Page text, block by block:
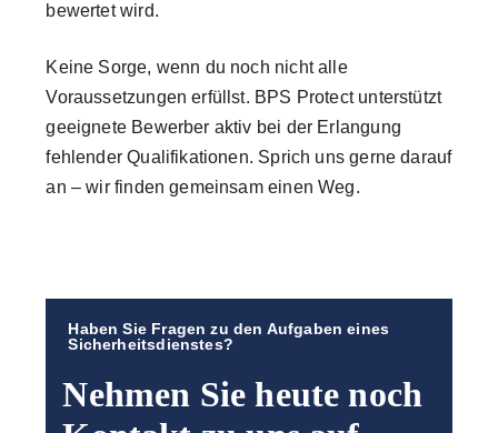
bewertet wird.
Keine Sorge, wenn du noch nicht alle
Voraussetzungen erfüllst. BPS Protect unterstützt
geeignete Bewerber aktiv bei der Erlangung
fehlender Qualifikationen. Sprich uns gerne darauf
an – wir finden gemeinsam einen Weg.
Haben Sie Fragen zu den Aufgaben eines
Sicherheitsdienstes?
Nehmen Sie heute noch